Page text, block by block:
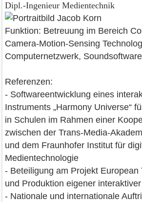
Dipl.-Ingenieur Medientechnik
Funktion: Betreuung im Bereich
Camera-Motion-Sensing
Computernetzwerk, Soundsoftware
Referenzen:
- Softwareentwicklung eines
Instruments „Harmony Universe“
in Schulen im Rahmen einer
zwischen der Trans-Media-
und dem Fraunhofer Institut für
Medientechnologie
- Beteiligung am Projekt European
und Produktion eigener
- Nationale und internationale